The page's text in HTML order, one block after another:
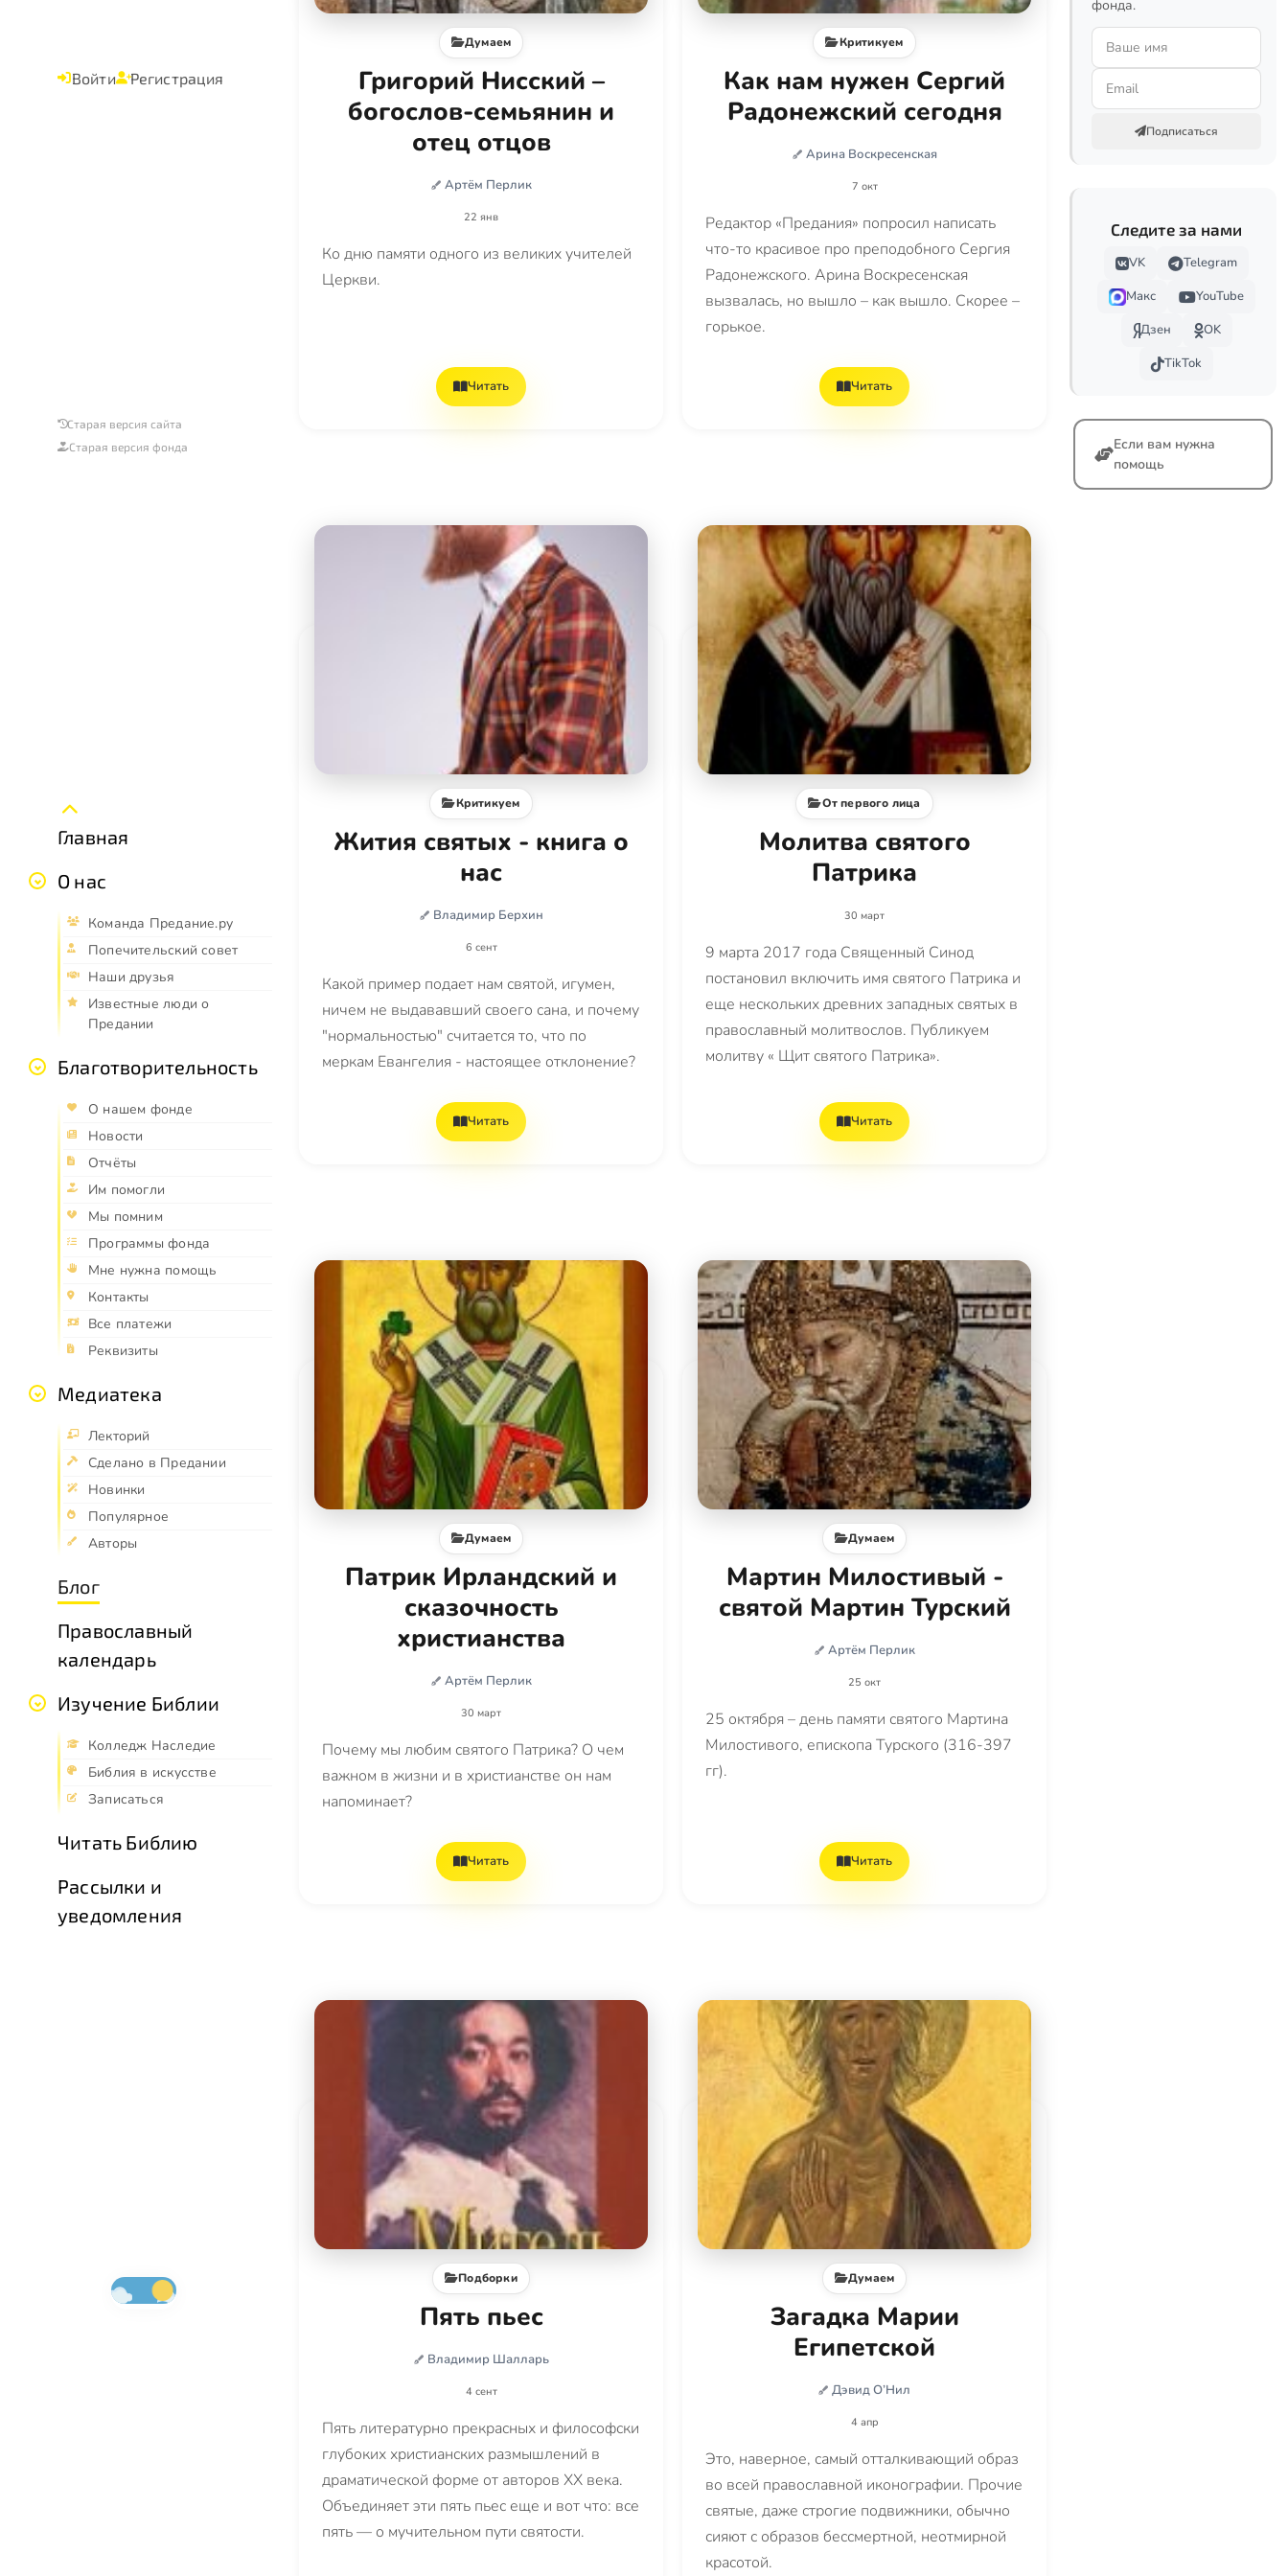
Войти Регистрация
Старая версия сайта
Старая версия фонда
Главная
О нас
Команда Предание.ру
Попечительский совет
Наши друзья
Известные люди о
Предании
Благотворительность
О нашем фонде
Новости
Отчёты
Им помогли
Мы помним
Программы фонда
Мне нужна помощь
Контакты
Все платежи
Реквизиты
Медиатека
Лекторий
Сделано в Предании
Новинки
Популярное
Авторы
Блог
Православный
календарь
Изучение Библии
Колледж Наследие
Библия в искусстве
Записаться
Читать Библию
Рассылки и
уведомления
Думаем
Григорий Нисский –
богослов-семьянин и
отец отцов
Артём Перлик
22 янв
Ко дню памяти одного из великих учителей
Церкви.
Читать
Критикуем
Как нам нужен Сергий
Радонежский сегодня
Арина Воскресенская
7 окт
Редактор «Предания» попросил написать
что-то красивое про преподобного Сергия
Радонежского. Арина Воскресенская
вызвалась, но вышло – как вышло. Скорее –
горькое.
Читать
Критикуем
Жития святых - книга о
нас
Владимир Берхин
6 сент
Какой пример подает нам святой, игумен,
ничем не выдававший своего сана, и почему
"нормальностью" считается то, что по
меркам Евангелия - настоящее отклонение?
Читать
От первого лица
Молитва святого
Патрика
30 март
9 марта 2017 года Священный Синод
постановил включить имя святого Патрика и
еще нескольких древних западных святых в
православный молитвослов. Публикуем
молитву « Щит святого Патрика».
Читать
Думаем
Патрик Ирландский и
сказочность
христианства
Артём Перлик
30 март
Почему мы любим святого Патрика? О чем
важном в жизни и в христианстве он нам
напоминает?
Читать
Думаем
Мартин Милостивый -
святой Мартин Турский
Артём Перлик
25 окт
25 октября – день памяти святого Мартина
Милостивого, епископа Турского (316-397
гг).
Читать
Подборки
Пять пьес
Владимир Шалларь
4 сент
Пять литературно прекрасных и философски
глубоких христианских размышлений в
драматической форме от авторов XX века.
Объединяет эти пять пьес еще и вот что: все
пять — о мучительном пути святости.
Думаем
Загадка Марии
Египетской
Дэвид О’Нил
4 апр
Это, наверное, самый отталкивающий образ
во всей православной иконографии. Прочие
святые, даже строгие подвижники, обычно
сияют с образов бессмертной, неотмирной
красотой.
фонда.
Подписаться
Следите за нами
VK
Telegram
Макс
YouTube
Дзен
OK
TikTok
Если вам нужна
помощь